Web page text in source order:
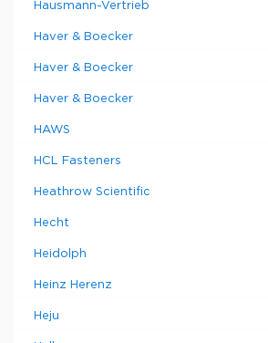
Hausmann-Vertrieb
Haver & Boecker
Haver & Boecker
Haver & Boecker
HAWS
HCL Fasteners
Heathrow Scientific
Hecht
Heidolph
Heinz Herenz
Heju